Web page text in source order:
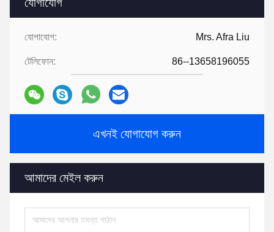
যোগাযোগ: Mrs. Afra Liu
টেলিফোন: 86--13658196055
এখনই যোগাযোগ করুন
আমাদের মেইল ​​করুন